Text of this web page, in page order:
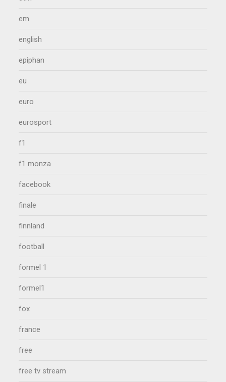
em
english
epiphan
eu
euro
eurosport
f1
f1 monza
facebook
finale
finnland
football
formel 1
formel1
fox
france
free
free tv stream